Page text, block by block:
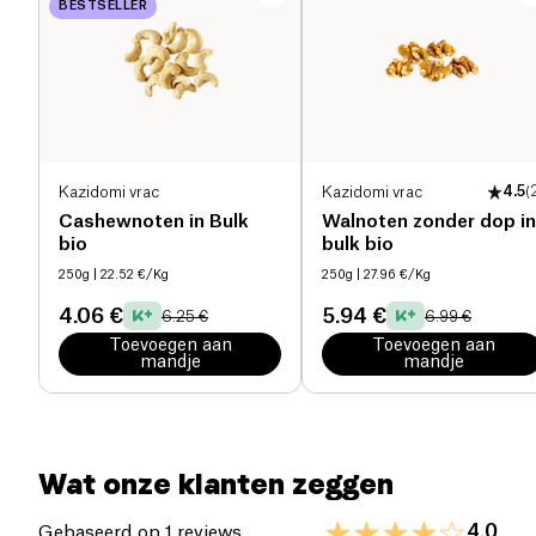
BESTSELLER
Kazidomi vrac
Cashewnoten in Bulk
bio
250g | 22.52 €/Kg
4.06 € 6.25 €
Toevoegen aan
mandje
Kazidomi vrac 4.5(
Walnoten zonder dop in
bulk bio
250g | 27.96 €/Kg
5.94 € 6.99 €
Toevoegen aan
mandje
natuurlijke zoetheid te genieten, terwijl je
profiteert van de voordelen van dadels en vezels.
Een ideale keuze als zoete snack of om je favoriete
recepten te verrijken.
Eiwitten (g)
0.03 g
Wat onze klanten zeggen